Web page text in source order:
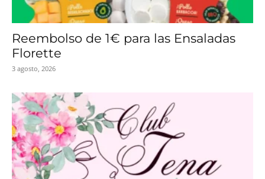
Reembolso de 1€ para las Ensaladas
Florette
3 agosto, 2026